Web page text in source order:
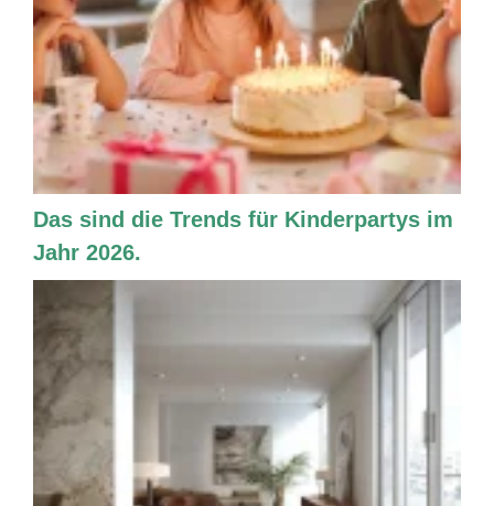
Das sind die Trends für Kinderpartys im
Jahr 2026.